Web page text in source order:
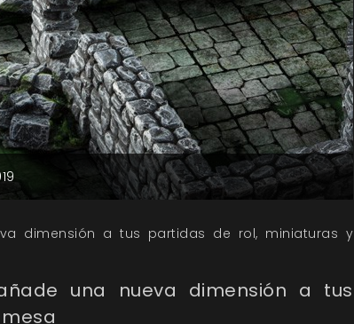
dimensión a tus partidas de rol, miniaturas y
una nueva dimensión a tus